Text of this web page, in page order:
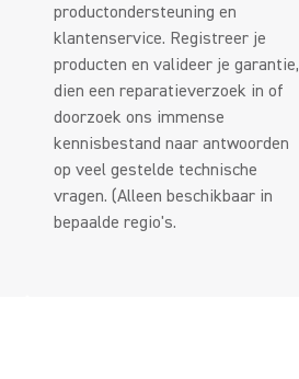
productondersteuning en
klantenservice. Registreer je
producten en valideer je garantie,
dien een reparatieverzoek in of
doorzoek ons immense
kennisbestand naar antwoorden
op veel gestelde technische
vragen. (Alleen beschikbaar in
bepaalde regio's.